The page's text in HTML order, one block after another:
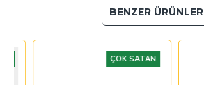
BENZER ÜRÜNLER
ÇOK SATAN